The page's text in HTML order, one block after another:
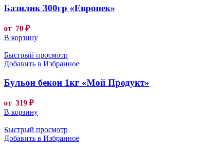
Базилик 300гр «Европек»
от 70 ₽
В корзину
Быстрый просмотр
Добавить в Избранное
Бульон бекон 1кг «Мой Продукт»
от 319 ₽
В корзину
Быстрый просмотр
Добавить в Избранное